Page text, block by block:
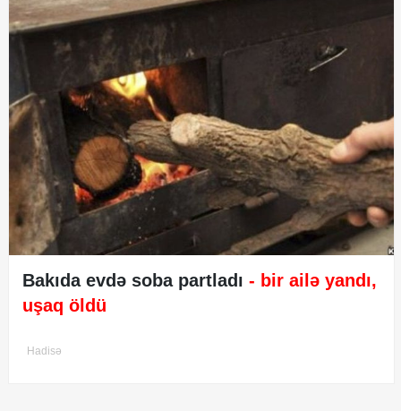
Bakıda evdə soba partladı - bir ailə yandı,
uşaq öldü
Hadisə